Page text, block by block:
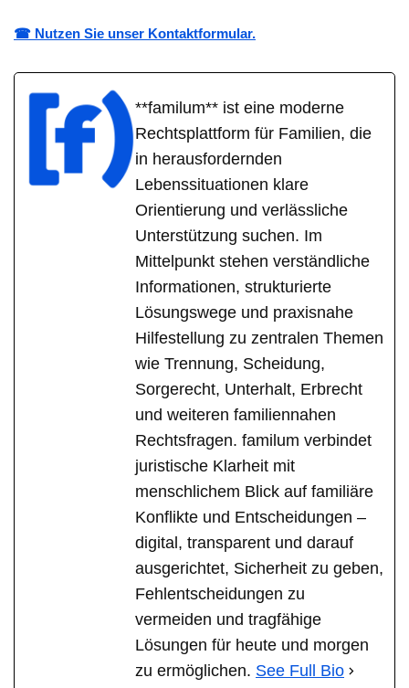
☎ Nutzen Sie unser Kontaktformular.
**familum** ist eine moderne
Rechtsplattform für Familien, die
in herausfordernden
Lebenssituationen klare
Orientierung und verlässliche
Unterstützung suchen. Im
Mittelpunkt stehen verständliche
Informationen, strukturierte
Lösungswege und praxisnahe
Hilfestellung zu zentralen Themen
wie Trennung, Scheidung,
Sorgerecht, Unterhalt, Erbrecht
und weiteren familiennahen
Rechtsfragen. familum verbindet
juristische Klarheit mit
menschlichem Blick auf familiäre
Konflikte und Entscheidungen –
digital, transparent und darauf
ausgerichtet, Sicherheit zu geben,
Fehlentscheidungen zu
vermeiden und tragfähige
Lösungen für heute und morgen
zu ermöglichen. See Full Bio